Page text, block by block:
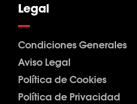
Legal
Condiciones Generales
Aviso Legal
Política de Cookies
Política de Privacidad